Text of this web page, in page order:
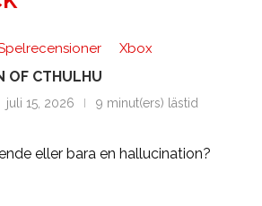
Xbox
OF CTHULHU
juli 15, 2026 9 minut(ers) lästid
eller bara en hallucination?